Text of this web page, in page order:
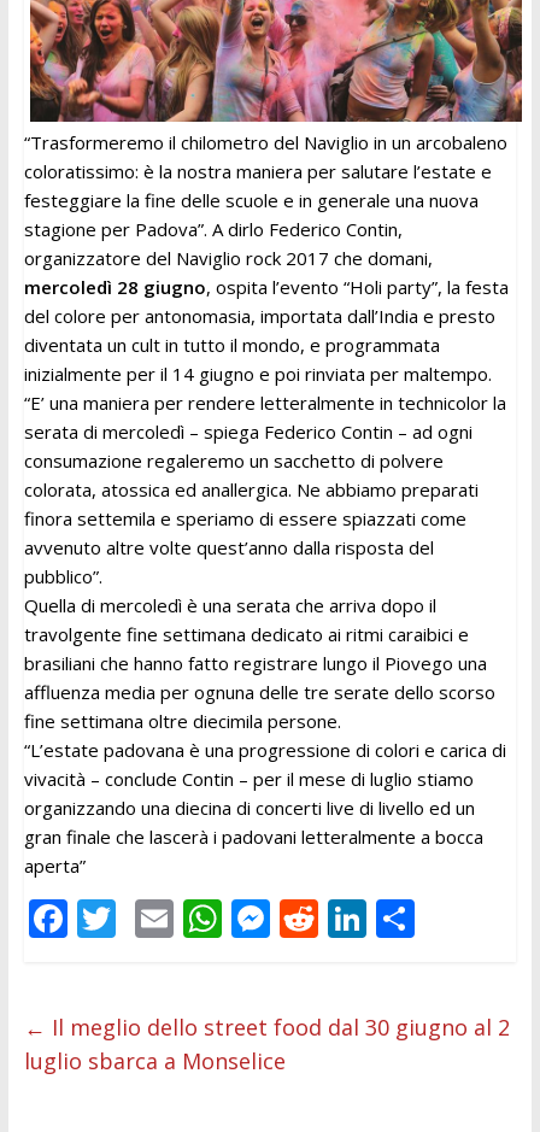
“Trasformeremo il chilometro del Naviglio in un arcobaleno
coloratissimo: è la nostra maniera per salutare l’estate e
festeggiare la fine delle scuole e in generale una nuova
stagione per Padova”. A dirlo Federico Contin,
organizzatore del Naviglio rock 2017 che domani,
mercoledì 28 giugno, ospita l’evento “Holi party”, la festa
del colore per antonomasia, importata dall’India e presto
diventata un cult in tutto il mondo, e programmata
inizialmente per il 14 giugno e poi rinviata per maltempo.
“E’ una maniera per rendere letteralmente in technicolor la
serata di mercoledì – spiega Federico Contin – ad ogni
consumazione regaleremo un sacchetto di polvere
colorata, atossica ed anallergica. Ne abbiamo preparati
finora settemila e speriamo di essere spiazzati come
avvenuto altre volte quest’anno dalla risposta del
pubblico”.
Quella di mercoledì è una serata che arriva dopo il
travolgente fine settimana dedicato ai ritmi caraibici e
brasiliani che hanno fatto registrare lungo il Piovego una
affluenza media per ognuna delle tre serate dello scorso
fine settimana oltre diecimila persone.
“L’estate padovana è una progressione di colori e carica di
vivacità – conclude Contin – per il mese di luglio stiamo
organizzando una diecina di concerti live di livello ed un
gran finale che lascerà i padovani letteralmente a bocca
aperta”
F
b
o
T
er
E
l
W
s
A
M
e
n
R
di
Li
e
C
di
← Il meglio dello street food dal 30 giugno al 2
luglio sbarca a Monselice